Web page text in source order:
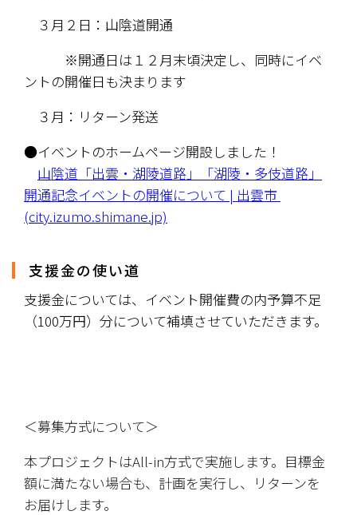
３月２日：山陰道開通
※開通日は１２月末頃決定し、同時にイベ
ントの開催日も決まります
３月：リターン発送
●イベントのホームページ開設しました！
山陰道「出雲・湖陵道路」「湖陵・多伎道路」
開通記念イベントの開催について | 出雲市
(city.izumo.shimane.jp)
支援金の使い道
支援金については、イベント開催費の内予算不足
（100万円）分について補填させていただきます。
＜募集方式について＞
本プロジェクトはAll-in方式で実施します。目標金
額に満たない場合も、計画を実行し、リターンを
お届けします。